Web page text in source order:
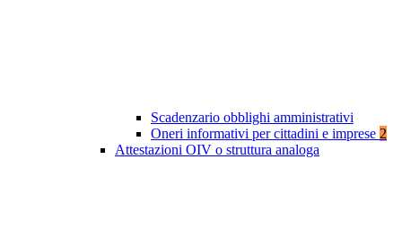
Scadenzario obblighi amministrativi
Oneri informativi per cittadini e imprese 2
Attestazioni OIV o struttura analoga